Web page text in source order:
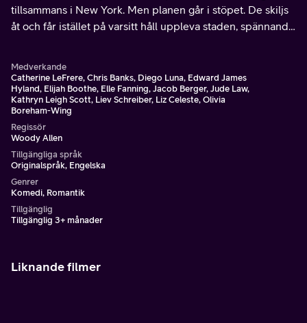
tillsammans i New York. Men planen går i stöpet. De skiljs
åt och får istället på varsitt håll uppleva staden, spännande
Medverkande
Catherine LeFrere, Chris Banks, Diego Luna, Edward James
Hyland, Elijah Boothe, Elle Fanning, Jacob Berger, Jude Law,
Kathryn Leigh Scott, Liev Schreiber, Liz Celeste, Olivia
Boreham-Wing
Regissör
Woody Allen
Tillgängliga språk
Originalspråk, Engelska
Genrer
Komedi, Romantik
Tillgänglig
Tillgänglig 3+ månader
Liknande filmer